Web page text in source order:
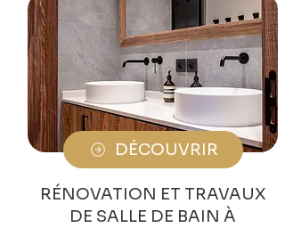
DÉCOUVRIR
RÉNOVATION ET TRAVAUX
DE SALLE DE BAIN À